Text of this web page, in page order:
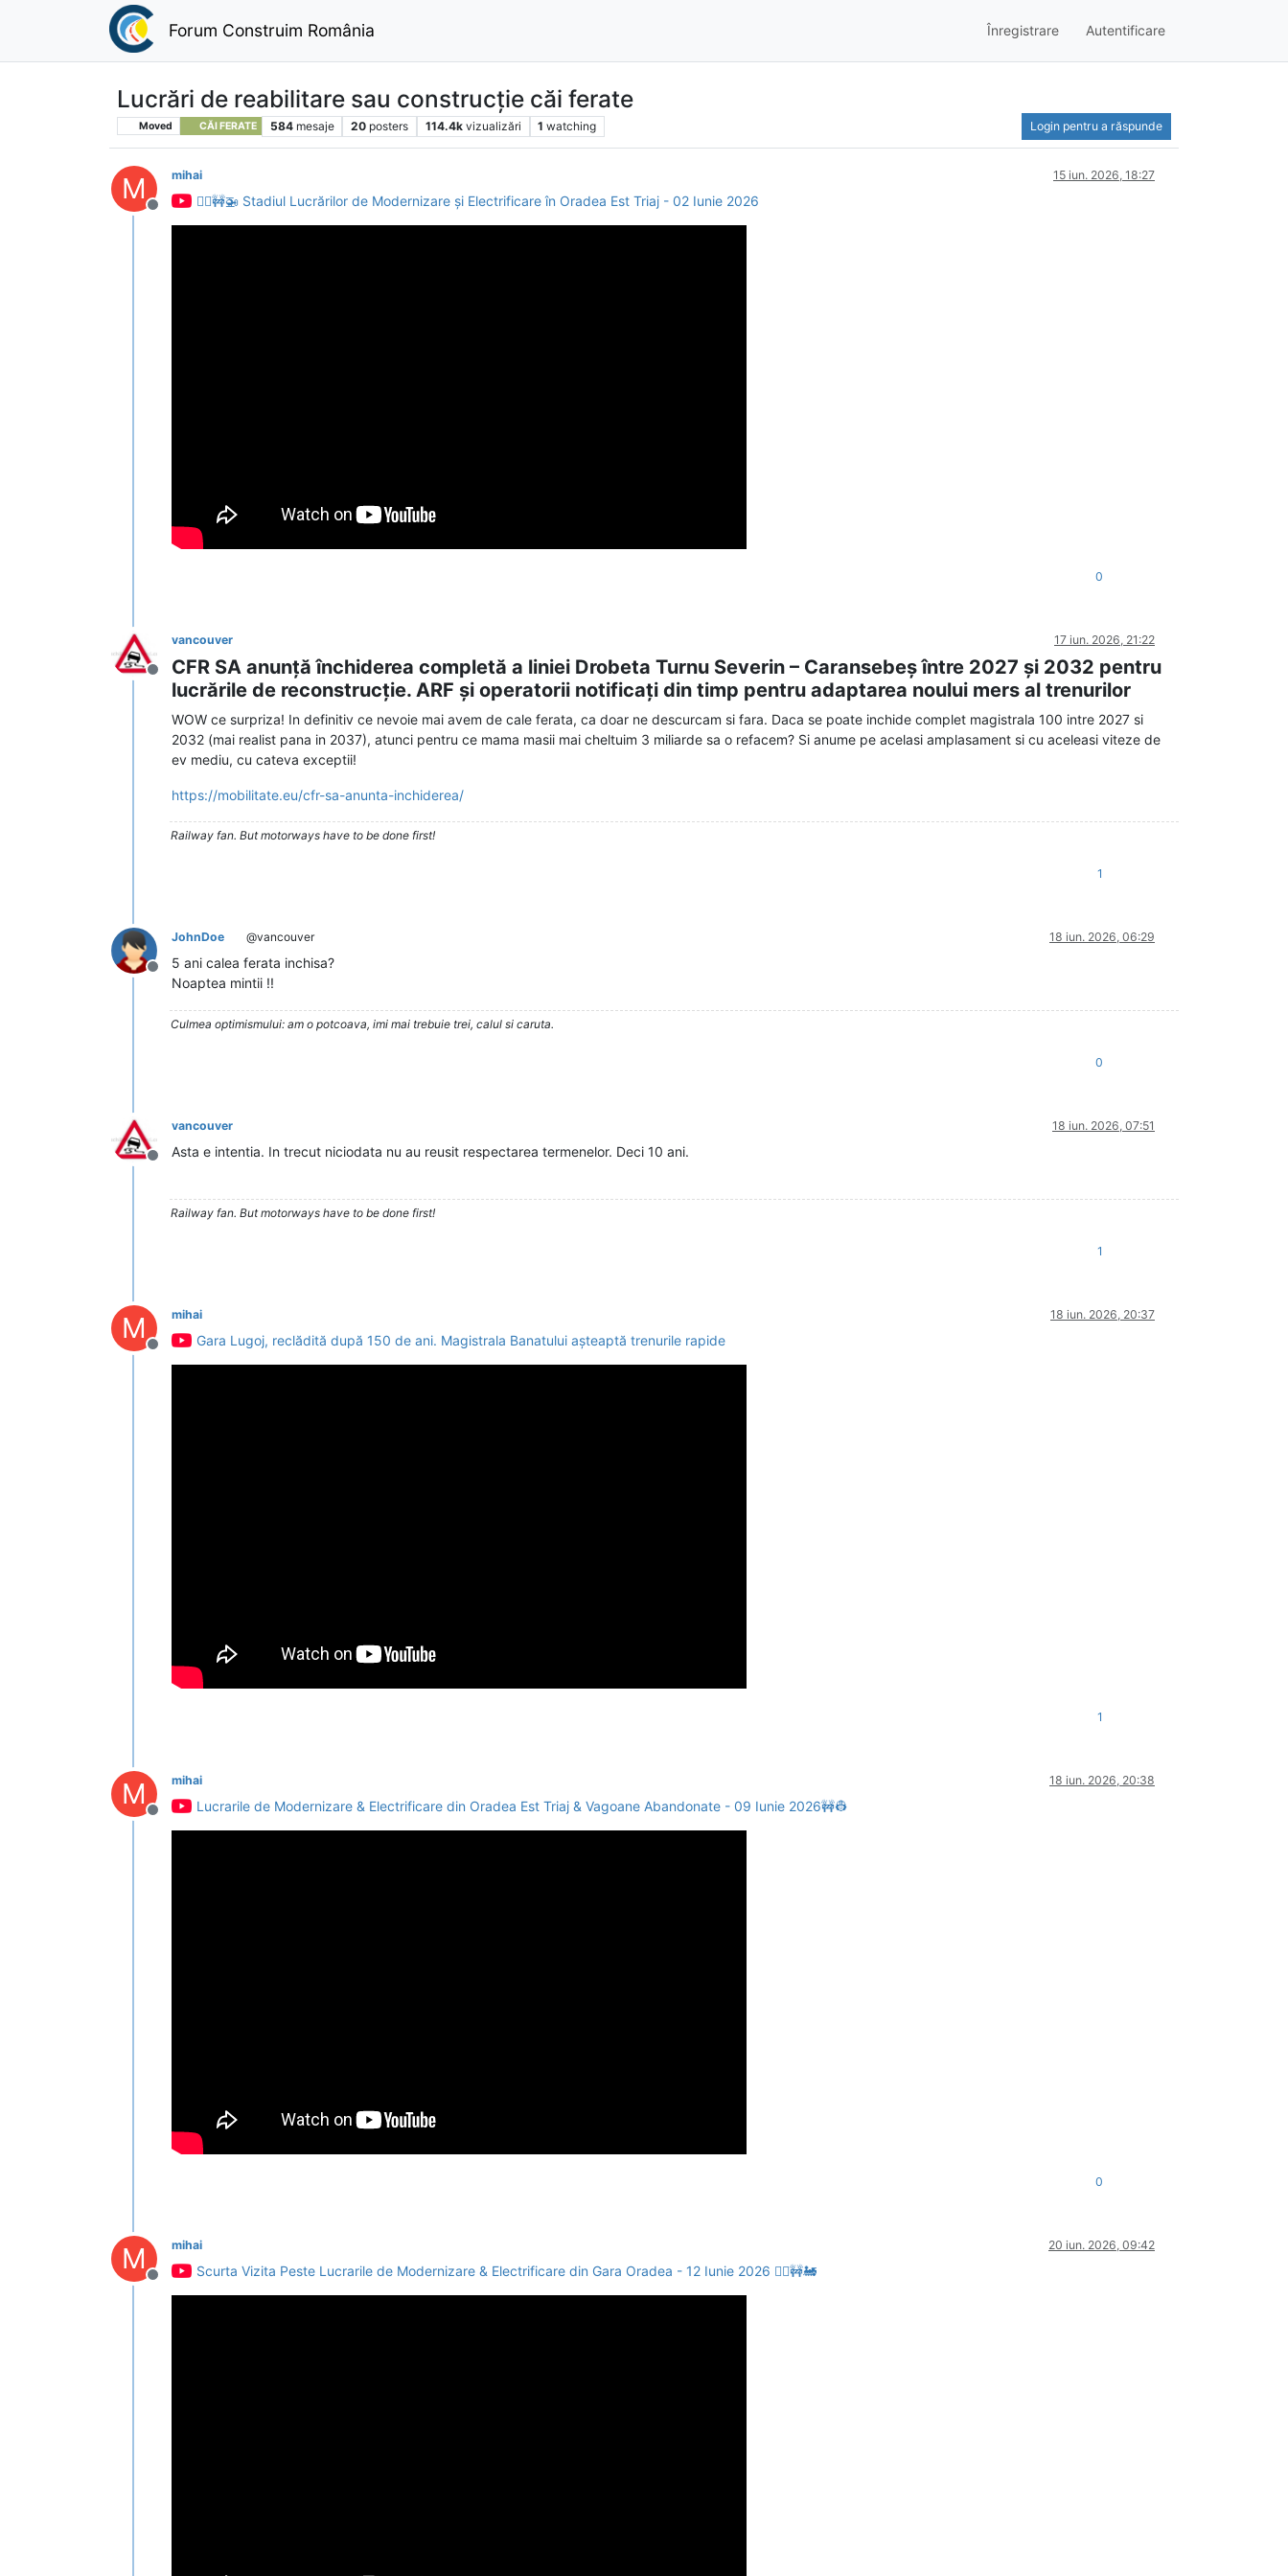
Forum Construim România Înregistrare Autentificare
Lucrări de reabilitare sau construcție căi ferate
Moved CĂI FERATE 584 mesaje 20 posters 114.4k vizualizări 1 watching Login pentru a răspunde
M
Deconectat
mihai 15 iun. 2026, 18:27
👷‍♂️🚧🚁 Stadiul Lucrărilor de Modernizare și Electrificare în Oradea Est Triaj - 02 Iunie 2026
0
Deconectat
vancouver 17 iun. 2026, 21:22
CFR SA anunță închiderea completă a liniei Drobeta Turnu Severin – Caransebeș între 2027 și 2032 pentru
lucrările de reconstrucție. ARF și operatorii notificați din timp pentru adaptarea noului mers al trenurilor
WOW ce surpriza! In definitiv ce nevoie mai avem de cale ferata, ca doar ne descurcam si fara. Daca se poate inchide complet magistrala 100 intre 2027 si
2032 (mai realist pana in 2037), atunci pentru ce mama masii mai cheltuim 3 miliarde sa o refacem? Si anume pe acelasi amplasament si cu aceleasi viteze de
ev mediu, cu cateva exceptii!
https://mobilitate.eu/cfr-sa-anunta-inchiderea/
Railway fan. But motorways have to be done first!
1
Deconectat
JohnDoe @vancouver 18 iun. 2026, 06:29
5 ani calea ferata inchisa?
Noaptea mintii !!
Culmea optimismului: am o potcoava, imi mai trebuie trei, calul si caruta.
0
Deconectat
vancouver 18 iun. 2026, 07:51
Asta e intentia. In trecut niciodata nu au reusit respectarea termenelor. Deci 10 ani.
Railway fan. But motorways have to be done first!
1
M
Deconectat
mihai 18 iun. 2026, 20:37
Gara Lugoj, reclădită după 150 de ani. Magistrala Banatului așteaptă trenurile rapide
1
M
Deconectat
mihai 18 iun. 2026, 20:38
Lucrarile de Modernizare & Electrificare din Oradea Est Triaj & Vagoane Abandonate - 09 Iunie 2026🚧👷
0
M
Deconectat
mihai 20 iun. 2026, 09:42
Scurta Vizita Peste Lucrarile de Modernizare & Electrificare din Gara Oradea - 12 Iunie 2026 👷‍♀️🚧🚂